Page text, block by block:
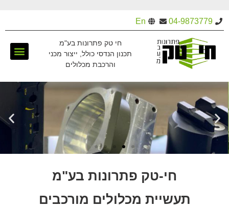
04-9873779
En
חי טק פתרונות בע"מ
תכנון הנדסי כולל, ייצור מכני
והרכבת מכלולים
חי-טק פתרונות בע"מ
תעשיית מכלולים מורכבים